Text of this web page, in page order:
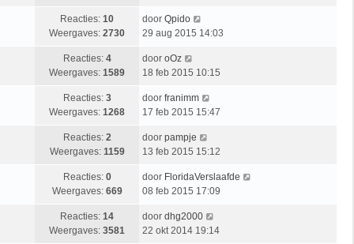
Reacties: 10
Weergaves: 2730
door Qpido
29 aug 2015 14:03
Reacties: 4
Weergaves: 1589
door oOz
18 feb 2015 10:15
Reacties: 3
Weergaves: 1268
door franimm
17 feb 2015 15:47
Reacties: 2
Weergaves: 1159
door pampje
13 feb 2015 15:12
Reacties: 0
Weergaves: 669
door FloridaVerslaafde
08 feb 2015 17:09
Reacties: 14
Weergaves: 3581
door dhg2000
22 okt 2014 19:14